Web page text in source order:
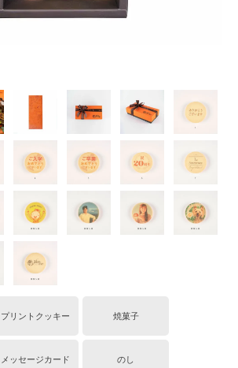
プリントクッキー 焼菓子
メッセージカード のし